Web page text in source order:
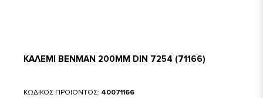
ΚΑΛΕΜΙ BENMAN 200MM DIN 7254 (71166)
ΚΩΔΙΚΟΣ ΠΡΟΙΟΝΤΟΣ: 40071166